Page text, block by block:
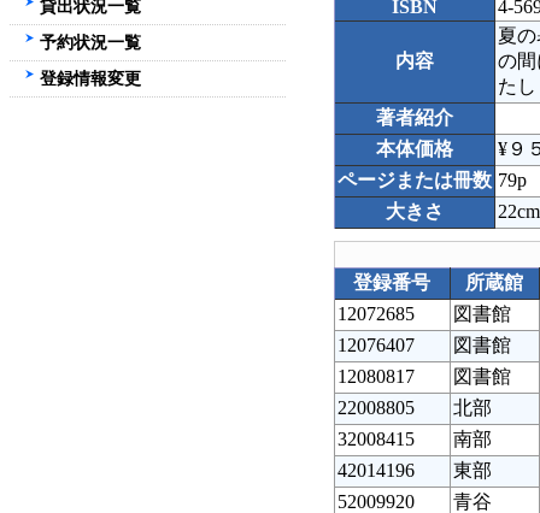
ISBN
4-
内容
夏
の
た
著者紹介
本体価格
¥９
ページまたは冊数 79p
大きさ
22cm
登録番号
所蔵館
12072685
図書館
12076407
図書館
12080817
図書館
22008805
北部
32008415
南部
42014196
東部
52009920
青谷
貸出状況一覧
予約状況一覧
登録情報変更